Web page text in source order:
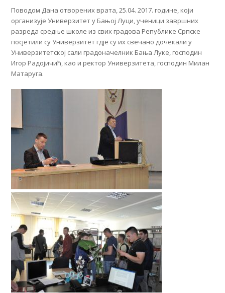
Поводом Дана отворених врата, 25.04. 2017. године, који
организује Универзитет у Бањој Луци, ученици завршних
разреда средње школе из свих градова Републике Српске
посјетили су Универзитет гдје су их свечано дочекали у
Универзитетској сали градоначелник Бања Луке, господин
Игор Радојичић, као и ректор Универзитета, господин Милан
Матаруга.